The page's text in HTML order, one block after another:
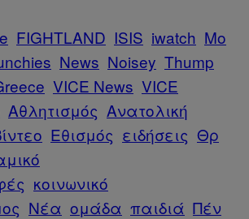
FIGHTLAND ISIS iwatch Mo
News Noisey Thump
VICE News VICE
Αθλητισμός Ανατολική
Εθισμός ειδήσεις Θρ
κοινωνικό
Νέα ομάδα παιδιά Πέν